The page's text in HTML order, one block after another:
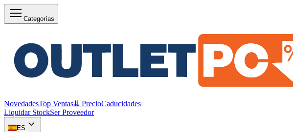
Categorías
NovedadesTop Ventas⇊ PrecioCaducidades
Liquidar StockSer Proveedor
ES